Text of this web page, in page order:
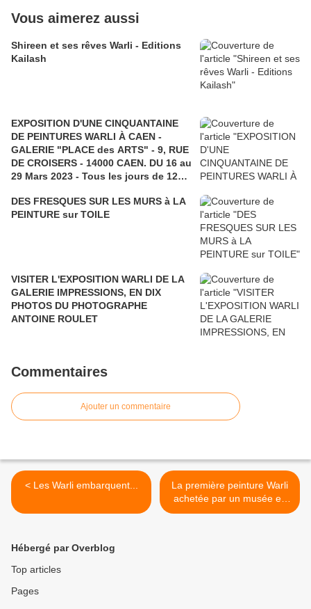
Vous aimerez aussi
Shireen et ses rêves Warli - Editions
Kailash
EXPOSITION D'UNE CINQUANTAINE
DE PEINTURES WARLI À CAEN -
GALERIE "PLACE des ARTS" - 9, RUE
DE CROISERS - 14000 CAEN. DU 16 au
29 Mars 2023 - Tous les jours de 12h
(Entrée libre). Visite commentée
chaque soir à 18h (dimanche soir à
DES FRESQUES SUR LES MURS à LA
PEINTURE sur TOILE
VISITER L'EXPOSITION WARLI DE LA
GALERIE IMPRESSIONS, EN DIX
PHOTOS DU PHOTOGRAPHE
ANTOINE ROULET
Commentaires
Ajouter un commentaire
< Les Warli embarquent...
La première peinture Warli
achetée par un musée en
Inde, connue à ce jour ! >
Hébergé par Overblog
Top articles
Pages